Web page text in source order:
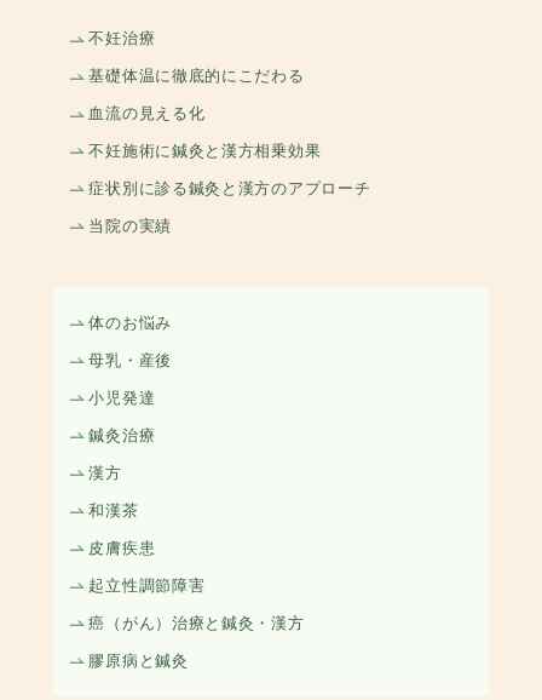
不妊治療
基礎体温に徹底的にこだわる
血流の見える化
不妊施術に鍼灸と漢方相乗効果
症状別に診る鍼灸と漢方のアプローチ
当院の実績
体のお悩み
母乳・産後
小児発達
鍼灸治療
漢方
和漢茶
皮膚疾患
起立性調節障害
癌（がん）治療と鍼灸・漢方
膠原病と鍼灸